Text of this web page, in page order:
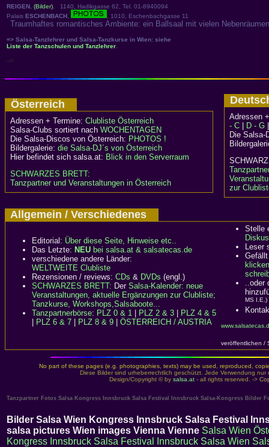
REIGEN, (Bilder), 1140, Hadikgasse 62, Tel. 01-8940094
Palais ESCHENBACH, , 1010, Eschenbachgasse 11
Traumhaftes romantisches Ambiente: ein Ballsaal mit vielen
=> Salsa-Tanzlehrer und Salsa-Tanzkurse in Wien: siehe
Liste der Tanzschulen und Tanzlehrer.
-->
Österreich
Adressen + Termine: Clubliste Österreich
Salsa-Clubs sortiert nach WOCHENTAGEN
Die Salsa-Discos von Österreich: PHOTOS !
Bildergalerie: die Salsa-DJ´s von Österreich
Hier befindet sich salsa.at: Blick in den Serverraum
SCHWARZES BRETT:
Tanzpartner und Veranstaltungen in Österreich
Adressen
- C
D - G
Die
zur
Allgemein / Verschiedenes
Editorial: Über diese Seite, Hinweise etc..
Das Letzte: NEU bei salsa.at & salsatecas.de
verschiedene andere Länder:
WELTWEITE Clubliste
Rezensionen / reviews: CDs & DVDs (engl.)
SCHWARZES BRETT: Der Salsa-Kalender: neue
Veranstaltungen, aktuelle Ergänzungen zur Clubliste;
Tanzkurse, Workshops,Salsaboote...
Tanzpartnerbörse: PLZ 0 & 1 PLZ 2 & 3
PLZ 4 & 5
PLZ 6 & 7 PLZ 8 & 9 ÖSTERREICH / AUSTRIA
Stelle
Leser
klicken
..oder
MS I.E.)
veröffentlichen /
No part of these pages (e.g. photographies, texts) may be used, reproduced,
Diese Bilder sind urheberrechtlich geschützt. Jede Verwendung
Design/Copyright © by salsa.at - all rights reserved. ->
Tanzpartner Fotos Salsa Kongress Innsbruck Salsa Festival Innsbruck Salsa-Kongress Bilder
Bilder Salsa Wien Kongress Innsbruck Salsa Festival
salsa pictures Wien images Vienna Vienne Salsa Wien
Kongress Innsbruck Salsa Festival Innsbruck Salsa Wien